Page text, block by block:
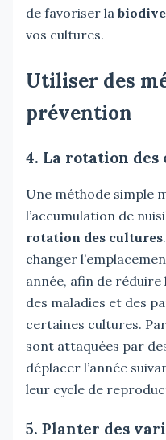
de favoriser la
vos cultures.
Utiliser des
prévention
4. La rotation des
Une méthode simple
l’accumulation de
rotation des cultures
changer
année, afin de
des maladies et des
certaines cultures.
sont attaquées par
déplacer l’année
leur cycle de
5. Planter des